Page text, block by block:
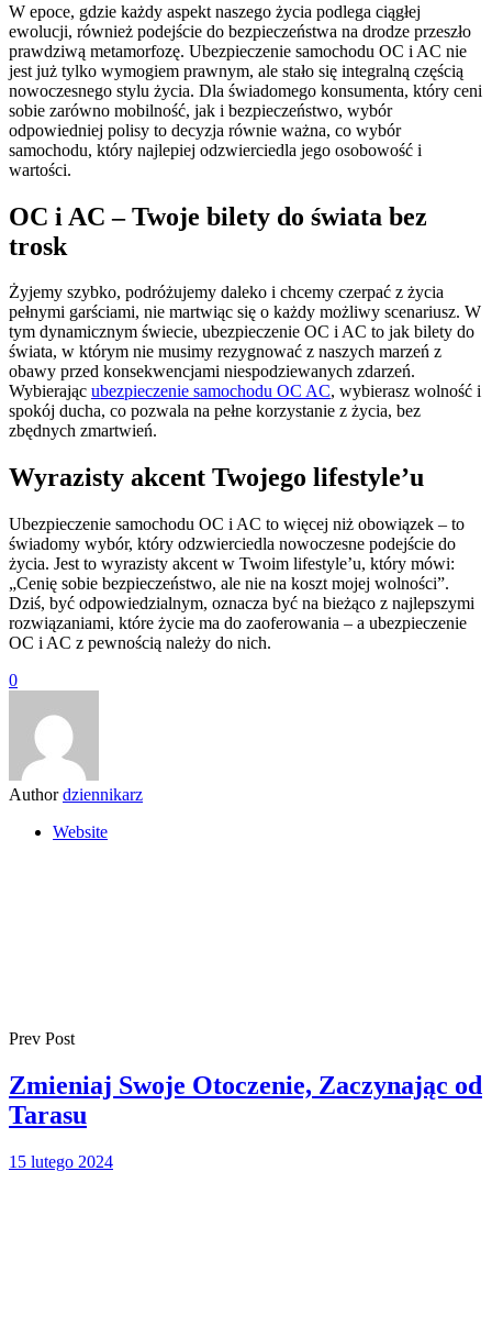
W epoce, gdzie każdy aspekt naszego życia podlega ciągłej
ewolucji, również podejście do bezpieczeństwa na drodze przeszło
prawdziwą metamorfozę. Ubezpieczenie samochodu OC i AC nie
jest już tylko wymogiem prawnym, ale stało się integralną częścią
nowoczesnego stylu życia. Dla świadomego konsumenta, który ceni
sobie zarówno mobilność, jak i bezpieczeństwo, wybór
odpowiedniej polisy to decyzja równie ważna, co wybór
samochodu, który najlepiej odzwierciedla jego osobowość i
wartości.
OC i AC – Twoje bilety do świata bez
trosk
Żyjemy szybko, podróżujemy daleko i chcemy czerpać z życia
pełnymi garściami, nie martwiąc się o każdy możliwy scenariusz. W
tym dynamicznym świecie, ubezpieczenie OC i AC to jak bilety do
świata, w którym nie musimy rezygnować z naszych marzeń z
obawy przed konsekwencjami niespodziewanych zdarzeń.
Wybierając ubezpieczenie samochodu OC AC, wybierasz wolność i
spokój ducha, co pozwala na pełne korzystanie z życia, bez
zbędnych zmartwień.
Wyrazisty akcent Twojego lifestyle’u
Ubezpieczenie samochodu OC i AC to więcej niż obowiązek – to
świadomy wybór, który odzwierciedla nowoczesne podejście do
życia. Jest to wyrazisty akcent w Twoim lifestyle’u, który mówi:
„Cenię sobie bezpieczeństwo, ale nie na koszt mojej wolności”.
Dziś, być odpowiedzialnym, oznacza być na bieżąco z najlepszymi
rozwiązaniami, które życie ma do zaoferowania – a ubezpieczenie
OC i AC z pewnością należy do nich.
0
Author dziennikarz
Website
Prev Post
Zmieniaj Swoje Otoczenie, Zaczynając od
Tarasu
15 lutego 2024